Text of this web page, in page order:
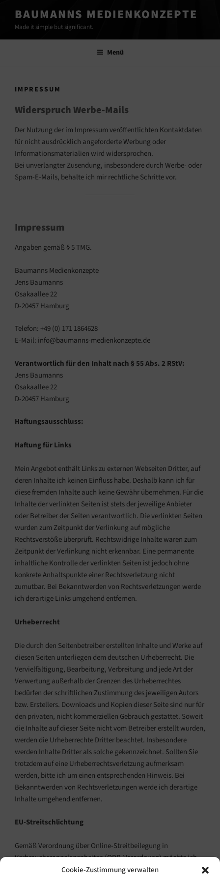
Cookie-Zustimmung verwalten
Inhalt
springen
BAUMANNS MEDIENKONZEPTE
Made it simple but significant.
Menü
IMPRESSUM
Widerspruch Werbe-Mails
Der Nutzung der im Impressum veröffentlichten Kontaktdaten
für nicht ausdrücklich angeforderte Werbung oder
Informationsmaterialien wird widersprochen.
Bei unverlangter Zusendung, insbesondere durch Werbe- oder
Spam-E-Mails, behalte ich mir rechtliche Schritte vor.
Impressum
Angaben gemäß § 5 TMG.
Baumanns Medienkonzepte
Jens Baumanns
Osakaallee 22
D-20457 Hamburg
Telefon: +49 (0) 171 1864628
E-Mail: info@baumanns-medienkonzepte.de
Verantwortlich für den Inhalt nach § 55 Abs. 2 RStV:
Jens Baumanns
Osakaallee 22
D-20457 Hamburg
Haftungsausschluss:
Haftung für Links
Mein Angebot enthält Links zu externen Webseiten Dritter, auf
deren Inhalte ich keinen Einfluss habe. Deshalb kann ich für
diese fremden Inhalte auch keine Gewähr übernehmen. Für die
Inhalte der verlinkten Seiten ist stets der jeweilige Anbieter
oder Betreiber der Seiten verantwortlich. Die verlinkten Seiten
wurden zum Zeitpunkt der Verlinkung auf mögliche
Rechtsverstöße überprüft. Rechtswidrige Inhalte waren zum
Zeitpunkt der Verlinkung nicht erkennbar. Eine permanente
inhaltliche Kontrolle der verlinkten Seiten ist jedoch ohne
konkrete Anhaltspunkte einer Rechtsverletzung nicht
zumutbar. Bei Bekanntwerden von Rechtsverletzungen werde
ich derartige Links umgehend entfernen.
Urheberrecht
Die durch den Seitenbetreiber erstellten Inhalte und Werke auf
diesen Seiten unterliegen dem deutschen Urheberrecht. Die
Vervielfältigung, Bearbeitung, Verbreitung und jede Art der
Verwertung außerhalb der Grenzen des Urheberrechtes
bedürfen der schriftlichen Zustimmung des jeweiligen Autors
bzw. Erstellers. Downloads und Kopien dieser Seite sind nur für
den privaten, nicht kommerziellen Gebrauch gestattet. Soweit
die Inhalte auf dieser Seite nicht vom Betreiber erstellt wurden,
werden die Urheberrechte Dritter beachtet. Insbesondere
werden Inhalte Dritter als solche gekennzeichnet. Sollten Sie
trotzdem auf eine Urheberrechtsverletzung aufmerksam
werden, bitte ich um einen entsprechenden Hinweis. Bei
Bekanntwerden von Rechtsverletzungen werde ich derartige
Inhalte umgehend entfernen.
EU-Streitschlichtung
Gemäß Verordnung über Online-Streitbeilegung in
Verbraucherangelegenheiten (ODR-Verordnung) möchte ich
Sie über die Online-Streitbeilegungsplattform (OS-Plattform)